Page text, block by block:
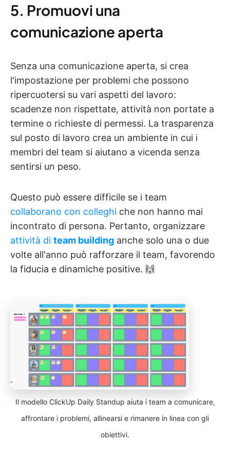
5. Promuovi una
comunicazione aperta
Senza una comunicazione aperta, si crea
l'impostazione per problemi che possono
ripercuotersi su vari aspetti del lavoro:
scadenze non rispettate, attività non portate a
termine o richieste di permessi. La trasparenza
sul posto di lavoro crea un ambiente in cui i
membri del team si aiutano a vicenda senza
sentirsi un peso.
Questo può essere difficile se i team
collaborano con colleghi che non hanno mai
incontrato di persona. Pertanto, organizzare
attività di team building anche solo una o due
volte all'anno può rafforzare il team, favorendo
la fiducia e dinamiche positive. 🙌
Il modello ClickUp Daily Standup aiuta i team a comunicare,
affrontare i problemi, allinearsi e rimanere in linea con gli
obiettivi.